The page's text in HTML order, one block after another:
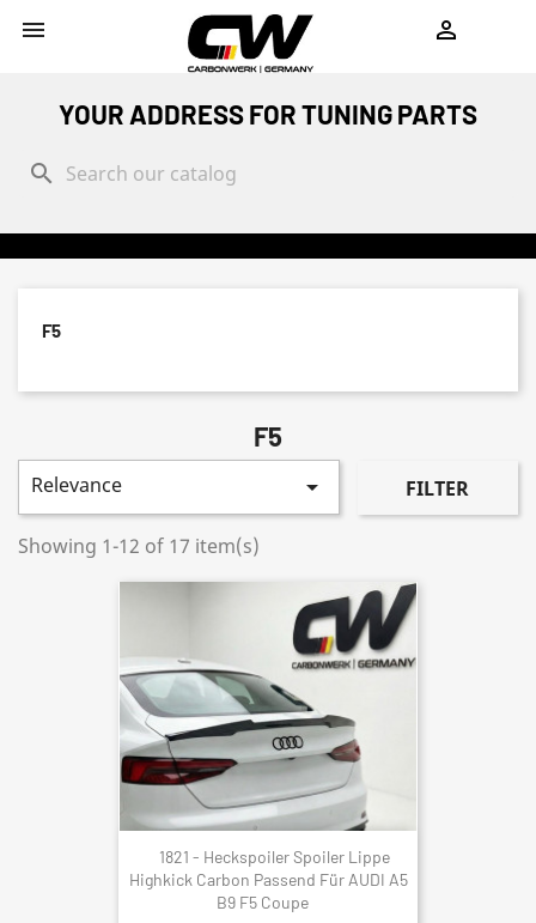
 
YOUR ADDRESS FOR TUNING PARTS
search
F5
F5
Relevance  FILTER
Showing 1-12 of 17 item(s)
1821 - Heckspoiler Spoiler Lippe
Highkick Carbon Passend Für AUDI A5
B9 F5 Coupe